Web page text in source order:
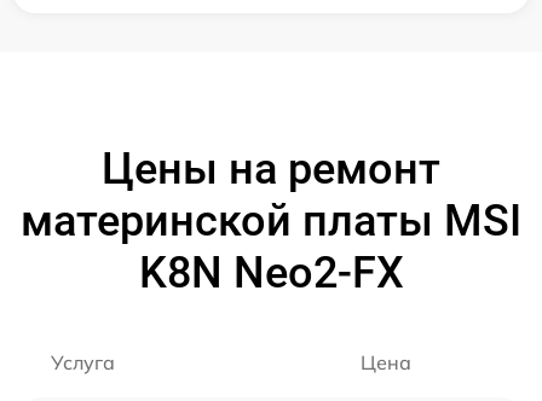
Цены на ремонт
материнской платы MSI
K8N Neo2-FX
Услуга Цена